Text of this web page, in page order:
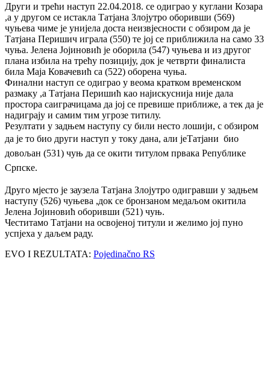
Други и трећи наступ 22.04.2018. се одиграо у куглани Козара
,а у другом се истакла Татјана Злојутро оборивши (569)
чуњева чиме је унијела доста неизвјесности с обзиром да је
Татјана Перишич играла (550) те јој се приближила на само 33
чуња. Јелена Јојиновић је оборила (547) чуњева и из другог
плана избила на трећу позицију, док је четврти финалиста
била Маја Ковачевић са (522) оборена чуња.
Финални наступ се одиграо у веома кратком временском
размаку ,а Татјана Перишић као најискуснија није дала
простора саиграчицама да јој се превише приближе, а тек да је
надиграју и самим тим угрозе титилу.
Резултати у задњем наступу су били несто лошији, с обзиром
да је то био други наступ у току дана, али јеТатјани био
довољан (531) чуњ да се окити титулом првака Републике
Српске.
Друго мјесто је заузела Татјана Злојутро одигравши у задњем
наступу (526) чуњева ,док се бронзаном медаљом окитила
Јелена Јојиновић оборивши (521) чуњ.
Честитамо Татјани на освојеној титули и желимо joj пуно
успјеха у даљем раду.
EVO I REZULTATA: Pojedinačno RS